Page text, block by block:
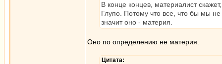
В конце концев, материалист
Глупо. Потому что все, что бы мы
значит оно - материя.
Оно по определению не материя.
Цитата: